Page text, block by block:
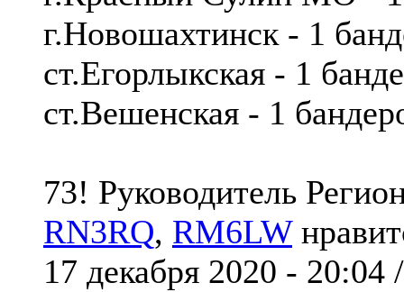
г.Новошахтинск - 1
ст.Егорлыкская - 1
ст.Вешенская - 1
73! Руководитель
RN3RQ, RM6LW
17 декабря 2020 - 20:04